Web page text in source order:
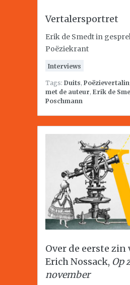
Vertalersportret
Erik de Smedt in
Poëziekrant
Interviews
Tags: Duits,
met de auteur, Erik de
Poschmann
Over de eerste zin
Erich Nossack, Op
november